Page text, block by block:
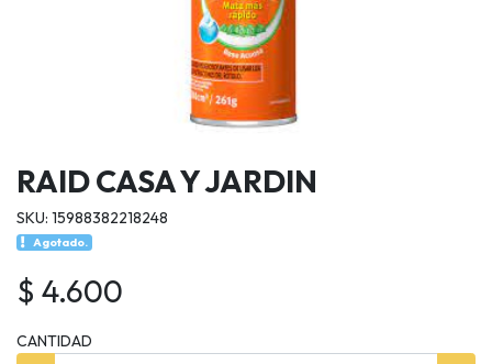
RAID CASA Y JARDIN
SKU: 15988382218248
Agotado.
$ 4.600
CANTIDAD